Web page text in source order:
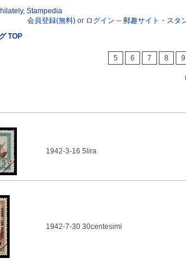
会員登録(無料) or ログイン -- 郵趣サイト・スタ
TOP
5 6 7 8 9
1942-3-16 5lira
1942-7-30 30centesimi